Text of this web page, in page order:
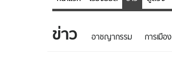
ข่าว
ข่าว อาชญากรรม การเมือง